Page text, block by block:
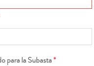
para la Subasta